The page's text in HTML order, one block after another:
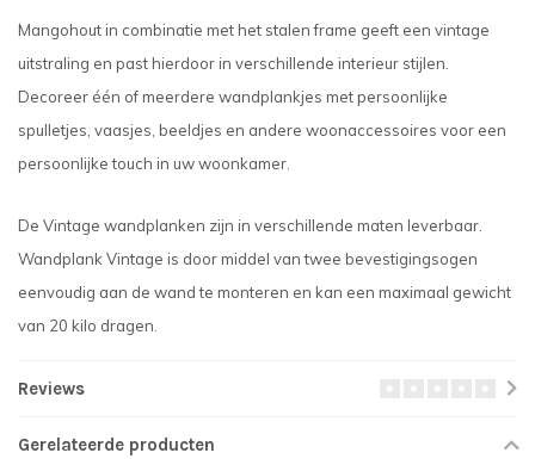
Mangohout in combinatie met het stalen frame geeft een vintage
uitstraling en past hierdoor in verschillende interieur stijlen.
Decoreer één of meerdere wandplankjes met persoonlijke
spulletjes, vaasjes, beeldjes en andere woonaccessoires voor een
persoonlijke touch in uw woonkamer.
De Vintage wandplanken zijn in verschillende maten leverbaar.
Wandplank Vintage is door middel van twee bevestigingsogen
eenvoudig aan de wand te monteren en kan een maximaal gewicht
van 20 kilo dragen.
Reviews
Gerelateerde producten